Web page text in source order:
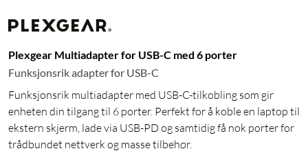
Plexgear Multiadapter for USB-C med 6 porter
Funksjonsrik adapter for USB-C
Funksjonsrik multiadapter med USB-C-tilkobling som gir
enheten din tilgang til 6 porter. Perfekt for å koble en laptop til
ekstern skjerm, lade via USB-PD og samtidig få nok porter for
trådbundet nettverk og masse tilbehør.